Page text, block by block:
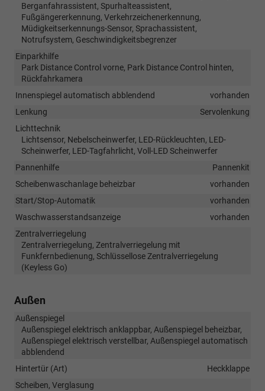
Berganfahrassistent, Spurhalteassistent,
Fußgängererkennung, Verkehrzeichenerkennung,
Müdigkeitserkennungs-Sensor, Sprachassistent,
Notrufsystem, Geschwindigkeitsbegrenzer
Einparkhilfe
Park Distance Control vorne, Park Distance Control hinten,
Rückfahrkamera
Innenspiegel automatisch abblendend
vorhanden
Lenkung
Servolenkung
Lichttechnik
Lichtsensor, Nebelscheinwerfer, LED-Rückleuchten, LED-
Scheinwerfer, LED-Tagfahrlicht, Voll-LED Scheinwerfer
Pannenhilfe
Pannenkit
Scheibenwaschanlage beheizbar
vorhanden
Start/Stop-Automatik
vorhanden
Waschwasserstandsanzeige
vorhanden
Zentralverriegelung
Zentralverriegelung, Zentralverriegelung mit
Funkfernbedienung, Schlüssellose Zentralverriegelung
(Keyless Go)
Außen
Außenspiegel
Außenspiegel elektrisch anklappbar, Außenspiegel beheizbar,
Außenspiegel elektrisch verstellbar, Außenspiegel automatisch
abblendend
Hintertür (Art)
Heckklappe
Scheiben, Verglasung